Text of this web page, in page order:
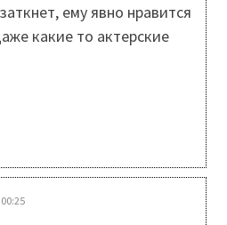
ему явно нравится
какие то актерские